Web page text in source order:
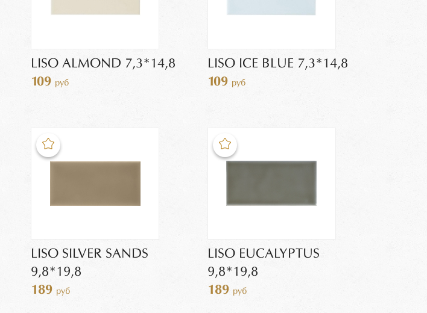
LISO ALMOND 7,3*14,8
109 руб
LISO ICE BLUE 7,3*14,8
109 руб
LISO SILVER SANDS
9,8*19,8
189 руб
LISO EUCALYPTUS
9,8*19,8
189 руб